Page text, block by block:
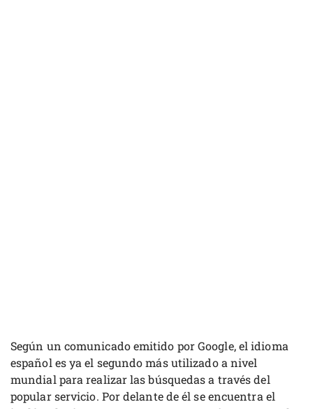
Según un comunicado emitido por Google, el idioma
español es ya el segundo más utilizado a nivel
mundial para realizar las búsquedas a través del
popular servicio. Por delante de él se encuentra el